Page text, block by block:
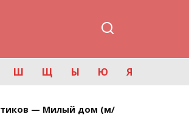
Ш Щ Ы Ю Я
— Милый дом (м/